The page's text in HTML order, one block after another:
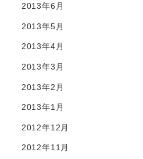
2013年6月
2013年5月
2013年4月
2013年3月
2013年2月
2013年1月
2012年12月
2012年11月